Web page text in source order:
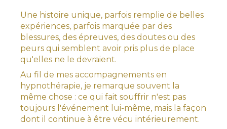
Une histoire unique, parfois remplie de belles
expériences, parfois marquée par des
blessures, des épreuves, des doutes ou des
peurs qui semblent avoir pris plus de place
qu'elles ne le devraient.
Au fil de mes accompagnements en
hypnothérapie, je remarque souvent la
même chose : ce qui fait souffrir n'est pas
toujours l'événement lui-même, mais la façon
dont il continue à être vécu intérieurement.